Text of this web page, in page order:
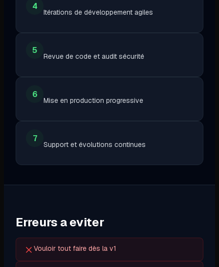
4
Itérations de développement agiles
5
Revue de code et audit sécurité
6
Mise en production progressive
7
Support et évolutions continues
Erreurs a eviter
Vouloir tout faire dès la v1